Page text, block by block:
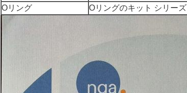
Oリング
Oリングのキット シリーズ